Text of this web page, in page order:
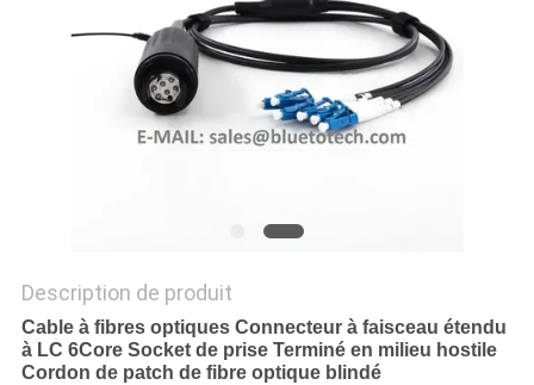
PRIVACY
Description de produit
Cable à fibres optiques Connecteur à faisceau étendu
à LC 6Core Socket de prise Terminé en milieu hostile
Cordon de patch de fibre optique blindé